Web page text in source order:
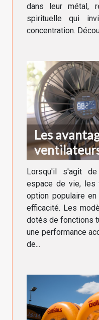
dans leur métal,
spirituelle qui
concentration.
Les
vitesses et
Lorsqu'il s'agit de
espace de vie, les
option populaire
efficacité. Les
dotés de fonctions
une performance
de...